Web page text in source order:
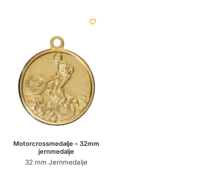
Motorcrossmedalje – 32mm
jernmedalje
32 mm Jernmedalje